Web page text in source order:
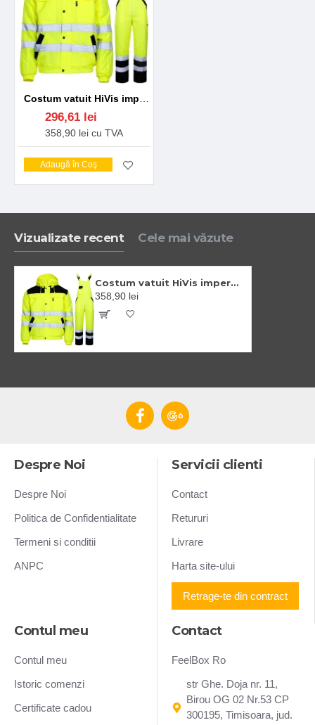
296,61 lei
358,90 lei cu TVA
Adaugă în Coş
Vizualizate recent Cele mai văzute
Costum vatuit HiVis impermeabil (salopeta cu pieptar + jacheta), galben reflectorizant
358,90 lei
Despre Noi
Despre Noi
Politica de Confidentialitate
Termeni si conditii
ANPC
Servicii clienti
Contact
Retururi
Livrare
Harta site-ului
Retrage-te din contract
Contul meu
Contul meu
Istoric comenzi
Certificate cadou
Contact
FeelBox Ro
str Ghe. Doja nr. 11,
Birou OG 02 Nr.53 CP
300195, Timisoara, jud.